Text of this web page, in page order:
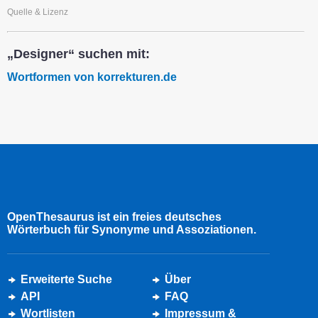
Quelle & Lizenz
„Designer“ suchen mit:
Wortformen von korrekturen.de
OpenThesaurus ist ein freies deutsches
Wörterbuch für Synonyme und Assoziationen.
Erweiterte Suche
API
Wortlisten
Über
FAQ
Impressum &